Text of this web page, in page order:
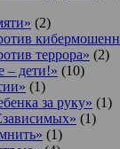
(2)
террора» (2)
– дети!» (10)
(1)
за руку» (1)
(1)
(1)